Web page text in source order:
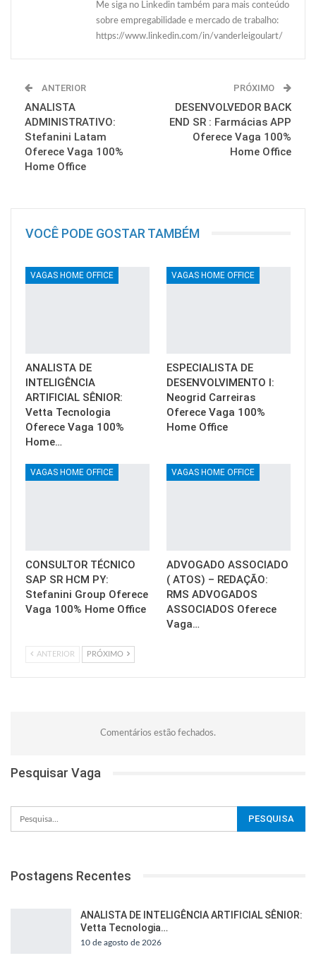
Me siga no Linkedin também para mais conteúdo
sobre empregabilidade e mercado de trabalho:
https://www.linkedin.com/in/vanderleigoulart/
ANTERIOR
ANALISTA
ADMINISTRATIVO:
Stefanini Latam
Oferece Vaga 100%
Home Office
PRÓXIMO
DESENVOLVEDOR BACK
END SR : Farmácias APP
Oferece Vaga 100%
Home Office
VOCÊ PODE GOSTAR TAMBÉM
VAGAS HOME OFFICE
ANALISTA DE
INTELIGÊNCIA
ARTIFICIAL SÊNIOR:
Vetta Tecnologia
Oferece Vaga 100%
Home…
VAGAS HOME OFFICE
ESPECIALISTA DE
DESENVOLVIMENTO I:
Neogrid Carreiras
Oferece Vaga 100%
Home Office
VAGAS HOME OFFICE
CONSULTOR TÉCNICO
SAP SR HCM PY:
Stefanini Group Oferece
Vaga 100% Home Office
VAGAS HOME OFFICE
ADVOGADO ASSOCIADO
( ATOS) – REDAÇÃO:
RMS ADVOGADOS
ASSOCIADOS Oferece
Vaga…
ANTERIOR PRÓXIMO
Comentários estão fechados.
Pesquisar Vaga
Postagens Recentes
ANALISTA DE INTELIGÊNCIA ARTIFICIAL SÊNIOR:
Vetta Tecnologia…
10 de agosto de 2026